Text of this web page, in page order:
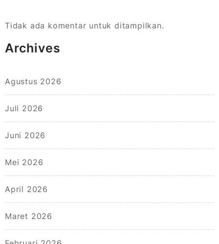
Tidak ada komentar untuk ditampilkan.
Archives
Agustus 2026
Juli 2026
Juni 2026
Mei 2026
April 2026
Maret 2026